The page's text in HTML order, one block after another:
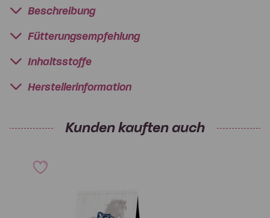
Beschreibung
Fütterungsempfehlung
Inhaltsstoffe
Herstellerinformation
Kunden kauften auch